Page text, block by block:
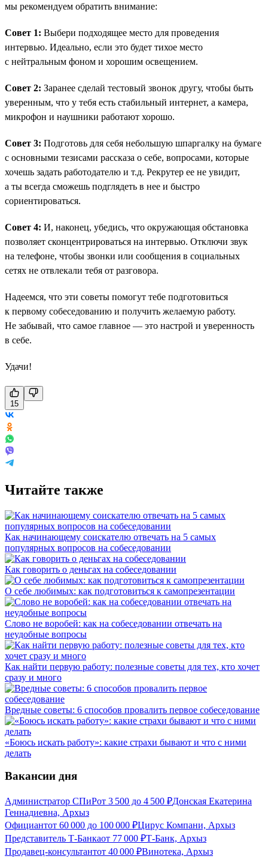
мы рекомендуем обратить внимание:
Совет 1: Выбери подходящее место для проведения
интервью. Идеально, если это будет тихое место
с нейтральным фоном и хорошим освещением.
Совет 2: Заранее сделай тестовый звонок другу, чтобы быть
уверенным, что у тебя есть стабильный интернет, а камера,
микрофон и наушники работают хорошо.
Совет 3: Подготовь для себя небольшую шпаргалку на бумаге
с основными тезисами рассказа о себе, вопросами, которые
хочешь задать работодателю и т.д. Рекрутер ее не увидит,
а ты всегда сможешь подглядеть в нее и быстро
сориентироваться.
Совет 4: И, наконец, убедись, что окружающая обстановка
позволяет сконцентрироваться на интервью. Отключи звук
на телефоне, чтобы звонки или сообщения в социальных
сетях не отвлекали тебя от разговора.
Надеемся, что эти советы помогут тебе подготовиться
к первому собеседованию и получить желаемую работу.
Не забывай, что самое главное — это настрой и уверенность
в себе.
Удачи!
15
Читайте также
Как начинающему соискателю отвечать на 5 самых
популярных вопросов на собеседовании
Как говорить о деньгах на собеседовании
О себе любимых: как подготовиться к самопрезентации
Слово не воробей: как на собеседовании отвечать на
неудобные вопросы
Как найти первую работу: полезные советы для тех, кто хочет
сразу и много
Вредные советы: 6 способов провалить первое собеседование
«Боюсь искать работу»: какие страхи бывают и что с ними
делать
Вакансии дня
Администратор СПиРот 3 500 до 4 500 ₽Донская Екатерина
Геннадиевна, Архыз
Официантот 60 000 до 100 000 ₽Цирус Компани, Архыз
Представитель Т-Банкаот 77 000 ₽Т-Банк, Архыз
Продавец-консультантот 40 000 ₽Винотека, Архыз